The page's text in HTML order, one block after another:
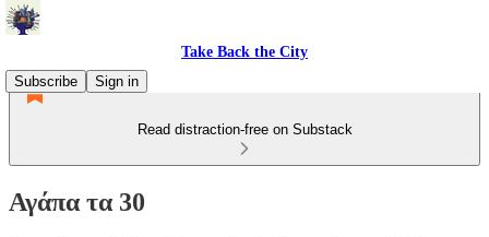
Take Back the City
Subscribe
Sign in
Read distraction-free on Substack
Αγάπα τα 30